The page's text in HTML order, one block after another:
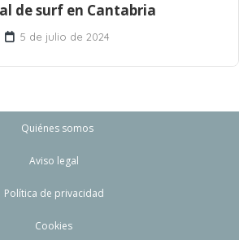
de surf en Cantabria
5 de julio de 2024
Quiénes somos
Aviso legal
Política de privacidad
Cookies